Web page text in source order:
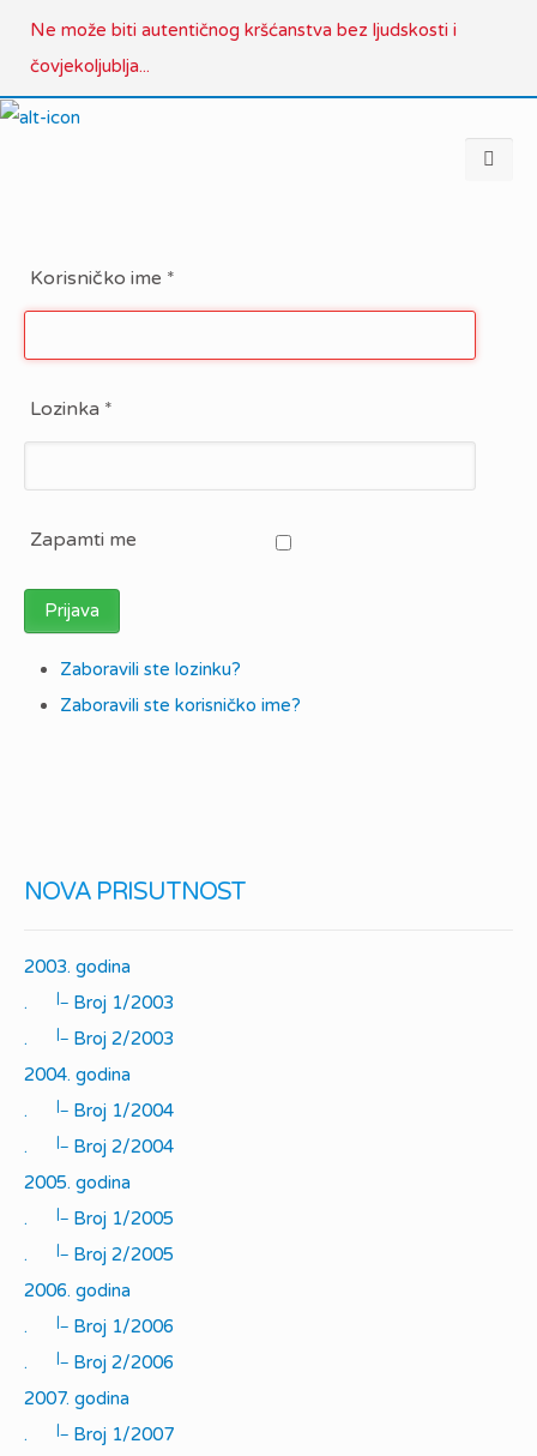
Ne može biti autentičnog kršćanstva bez ljudskosti i
čovjekoljublja...
Korisničko ime *
Lozinka *
Zapamti me
Prijava
Zaboravili ste lozinku?
Zaboravili ste korisničko ime?
NOVA PRISUTNOST
2003. godina
.
|_
Broj 1/2003
.
|_
Broj 2/2003
2004. godina
.
|_
Broj 1/2004
.
|_
Broj 2/2004
2005. godina
.
|_
Broj 1/2005
.
|_
Broj 2/2005
2006. godina
.
|_
Broj 1/2006
.
|_
Broj 2/2006
2007. godina
.
|_
Broj 1/2007